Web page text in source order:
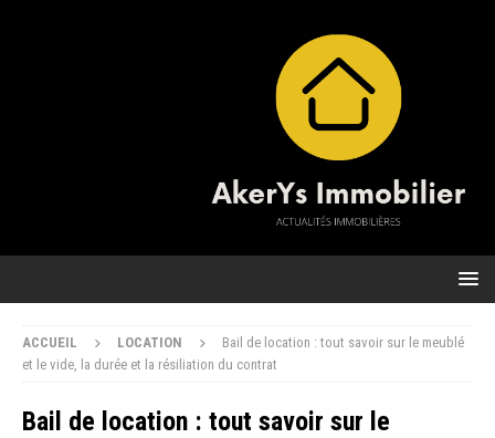
ACCUEIL LOCATION
Bail de location : tout savoir sur le meublé
et le vide, la durée et la résiliation du contrat
Bail de location : tout savoir sur le